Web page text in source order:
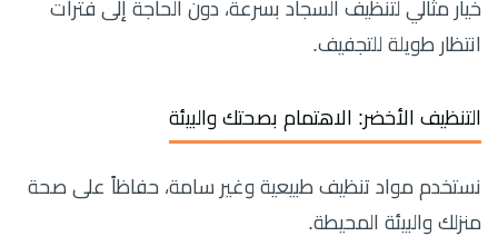
خيار مثالي لتنظيف السجاد بسرعة، دون الحاجة إلى فترات
انتظار طويلة للتجفيف.
التنظيف الأخضر: الاهتمام بصحتك والبيئة
نستخدم مواد تنظيف طبيعية وغير سامة، حفاظاً على صحة
منزلك والبيئة المحيطة.